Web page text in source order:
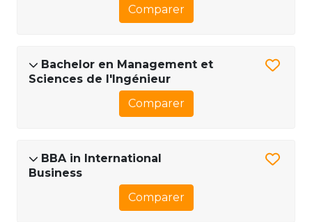
Comparer
Bachelor en Management et
Sciences de l'Ingénieur
Comparer
BBA in International
Business
Comparer